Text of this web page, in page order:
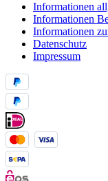
Informationen
Informationen
Informationen
Datenschutz
Impressum